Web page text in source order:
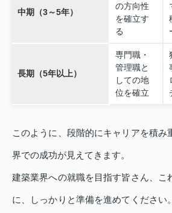
中期（3～5年）
の方向性
を確立す
る
長期（5年以上）
専門職・
管理職と
しての地
位を確立
このように、段階的にキャリアを積み
界での成功が見えてきます。
建築業界への就職を目指す皆さん、こ
に、しっかりと準備を進めてください